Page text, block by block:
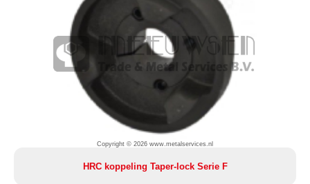
Copyright © 2026 www.metalservices.nl
HRC koppeling Taper-lock Serie F